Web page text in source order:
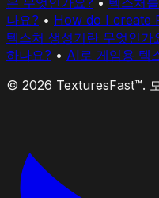
나요? • How do I create
텍스처 생성기란 무엇인가
하나요? • AI로 게임용 텍
© 2026 TexturesFast™.